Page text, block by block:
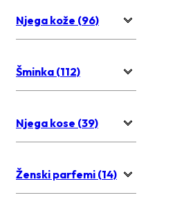
Njega kože (96)
Šminka (112)
Njega kose (39)
Ženski parfemi (14)